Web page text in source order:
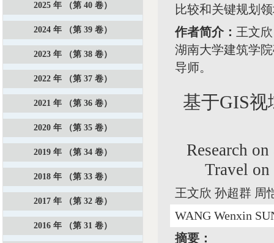
比较和关键规划
作者简介： 王文
湖南大学建筑学
导师。
基于GIS
Research
Travel
王文欣 孙超群 周
WANG Wenxin
摘要：
2025 年 （第 40 卷）
2024 年 （第 39 卷）
2023 年 （第 38 卷）
2022 年 （第 37 卷）
2021 年 （第 36 卷）
2020 年 （第 35 卷）
2019 年 （第 34 卷）
2018 年 （第 33 卷）
2017 年 （第 32 卷）
2016 年 （第 31 卷）